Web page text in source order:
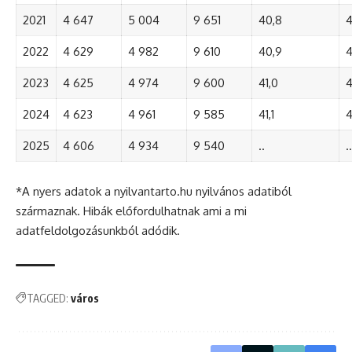
2021 4 647 5 004 9 651 40,8
2022 4 629 4 982 9 610 40,9
2023 4 625 4 974 9 600 41,0
2024 4 623 4 961 9 585 41,1
2025 4 606 4 934 9 540 .. ..
*A nyers adatok a nyilvantarto.hu nyilvános adatiból
származnak. Hibák előfordulhatnak ami a mi
adatfeldolgozásunkból adódik.
TAGGED: város